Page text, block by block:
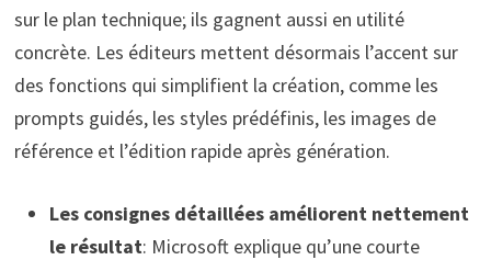
sur le plan technique; ils gagnent aussi en utilité
concrète. Les éditeurs mettent désormais l’accent sur
des fonctions qui simplifient la création, comme les
prompts guidés, les styles prédéfinis, les images de
référence et l’édition rapide après génération.
Les consignes détaillées améliorent nettement
le résultat: Microsoft explique qu’une courte